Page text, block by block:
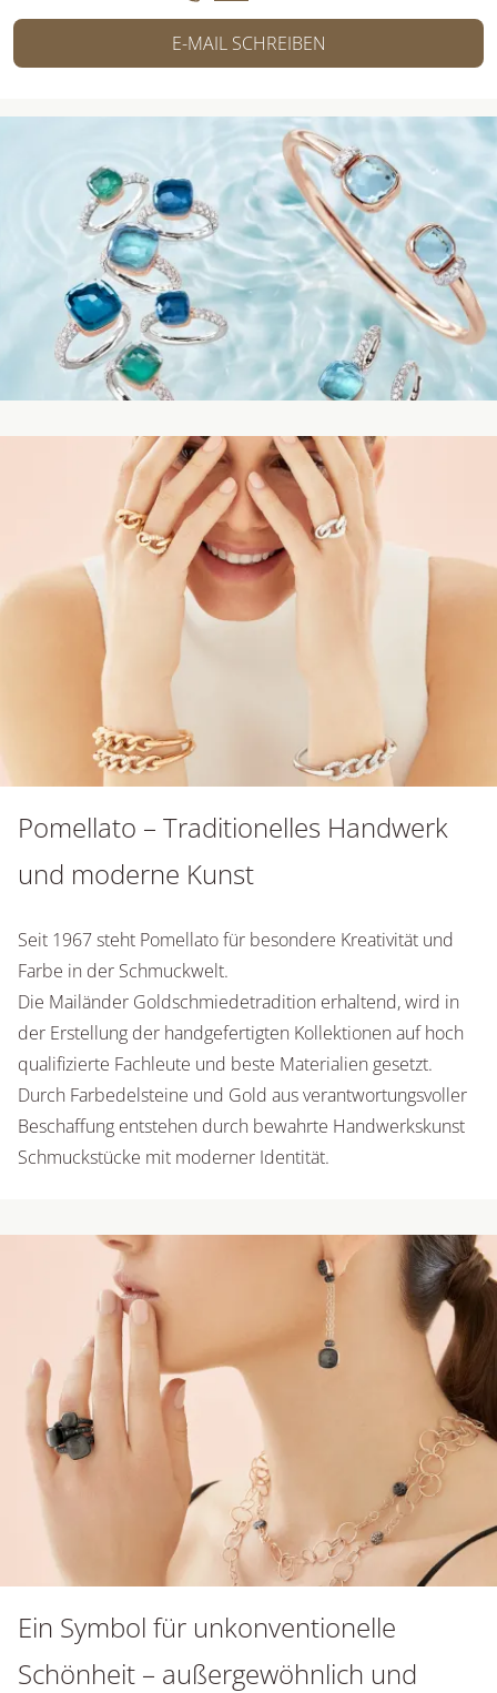
E-MAIL SCHREIBEN
Pomellato – Traditionelles Handwerk
und moderne Kunst
Seit 1967 steht Pomellato für besondere Kreativität und
Farbe in der Schmuckwelt.
Die Mailänder Goldschmiedetradition erhaltend, wird in
der Erstellung der handgefertigten Kollektionen auf hoch
qualifizierte Fachleute und beste Materialien gesetzt.
Durch Farbedelsteine und Gold aus verantwortungsvoller
Beschaffung entstehen durch bewahrte Handwerkskunst
Schmuckstücke mit moderner Identität.
Ein Symbol für unkonventionelle
Schönheit – außergewöhnlich und